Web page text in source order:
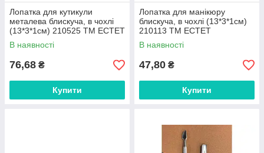
Лопатка для кутикули
металева блискуча, в чохлі
(13*3*1см) 210525 ТМ EСТЕТ
В наявності
76,68 ₴
Купити
Лопатка для манікюру
блискуча, в чохлі (13*3*1см)
210113 ТМ EСТЕТ
В наявності
47,80 ₴
Купити